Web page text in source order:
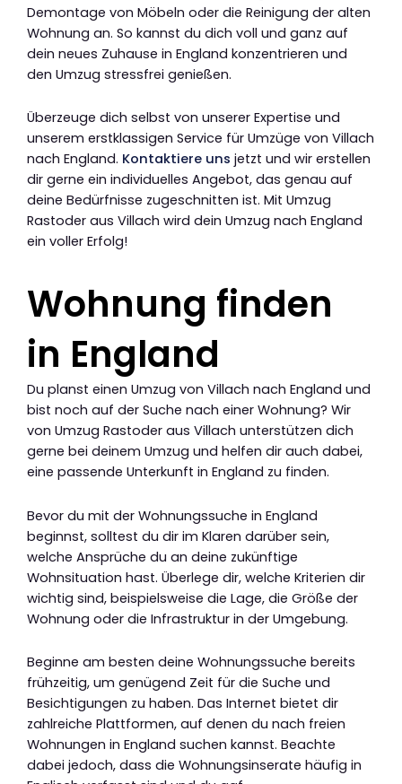
Demontage von Möbeln oder die Reinigung der alten
Wohnung an. So kannst du dich voll und ganz auf
dein neues Zuhause in England konzentrieren und
den Umzug stressfrei genießen.
Überzeuge dich selbst von unserer Expertise und
unserem erstklassigen Service für Umzüge von Villach
nach England. Kontaktiere uns jetzt und wir erstellen
dir gerne ein individuelles Angebot, das genau auf
deine Bedürfnisse zugeschnitten ist. Mit Umzug
Rastoder aus Villach wird dein Umzug nach England
ein voller Erfolg!
Wohnung finden
in England
Du planst einen Umzug von Villach nach England und
bist noch auf der Suche nach einer Wohnung? Wir
von Umzug Rastoder aus Villach unterstützen dich
gerne bei deinem Umzug und helfen dir auch dabei,
eine passende Unterkunft in England zu finden.
Bevor du mit der Wohnungssuche in England
beginnst, solltest du dir im Klaren darüber sein,
welche Ansprüche du an deine zukünftige
Wohnsituation hast. Überlege dir, welche Kriterien dir
wichtig sind, beispielsweise die Lage, die Größe der
Wohnung oder die Infrastruktur in der Umgebung.
Beginne am besten deine Wohnungssuche bereits
frühzeitig, um genügend Zeit für die Suche und
Besichtigungen zu haben. Das Internet bietet dir
zahlreiche Plattformen, auf denen du nach freien
Wohnungen in England suchen kannst. Beachte
dabei jedoch, dass die Wohnungsinserate häufig in